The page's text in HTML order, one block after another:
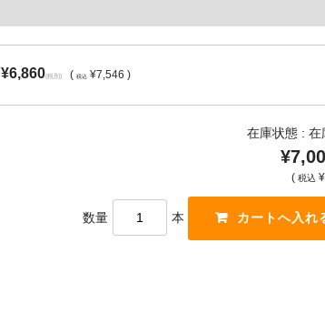
¥6,860(税別) ( 税込 ¥7,546 )
在庫状態 : 在
( 税込
数量 本